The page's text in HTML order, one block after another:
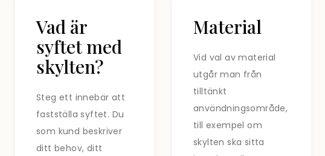
Vad är
syftet med
skylten?
Steg ett innebär att
fastställa syftet. Du
som kund beskriver
ditt behov, ditt
Material
Vid val av material
utgår man från
tilltänkt
användningsområde,
till exempel om
skylten ska sitta